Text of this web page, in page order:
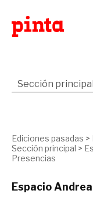
Ediciones pasadas >
Sección principal >
Presencias
Espacio